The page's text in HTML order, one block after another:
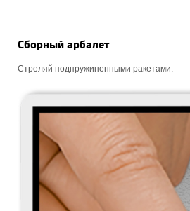
Сборный арбалет
Стреляй подпружиненными ракетами.